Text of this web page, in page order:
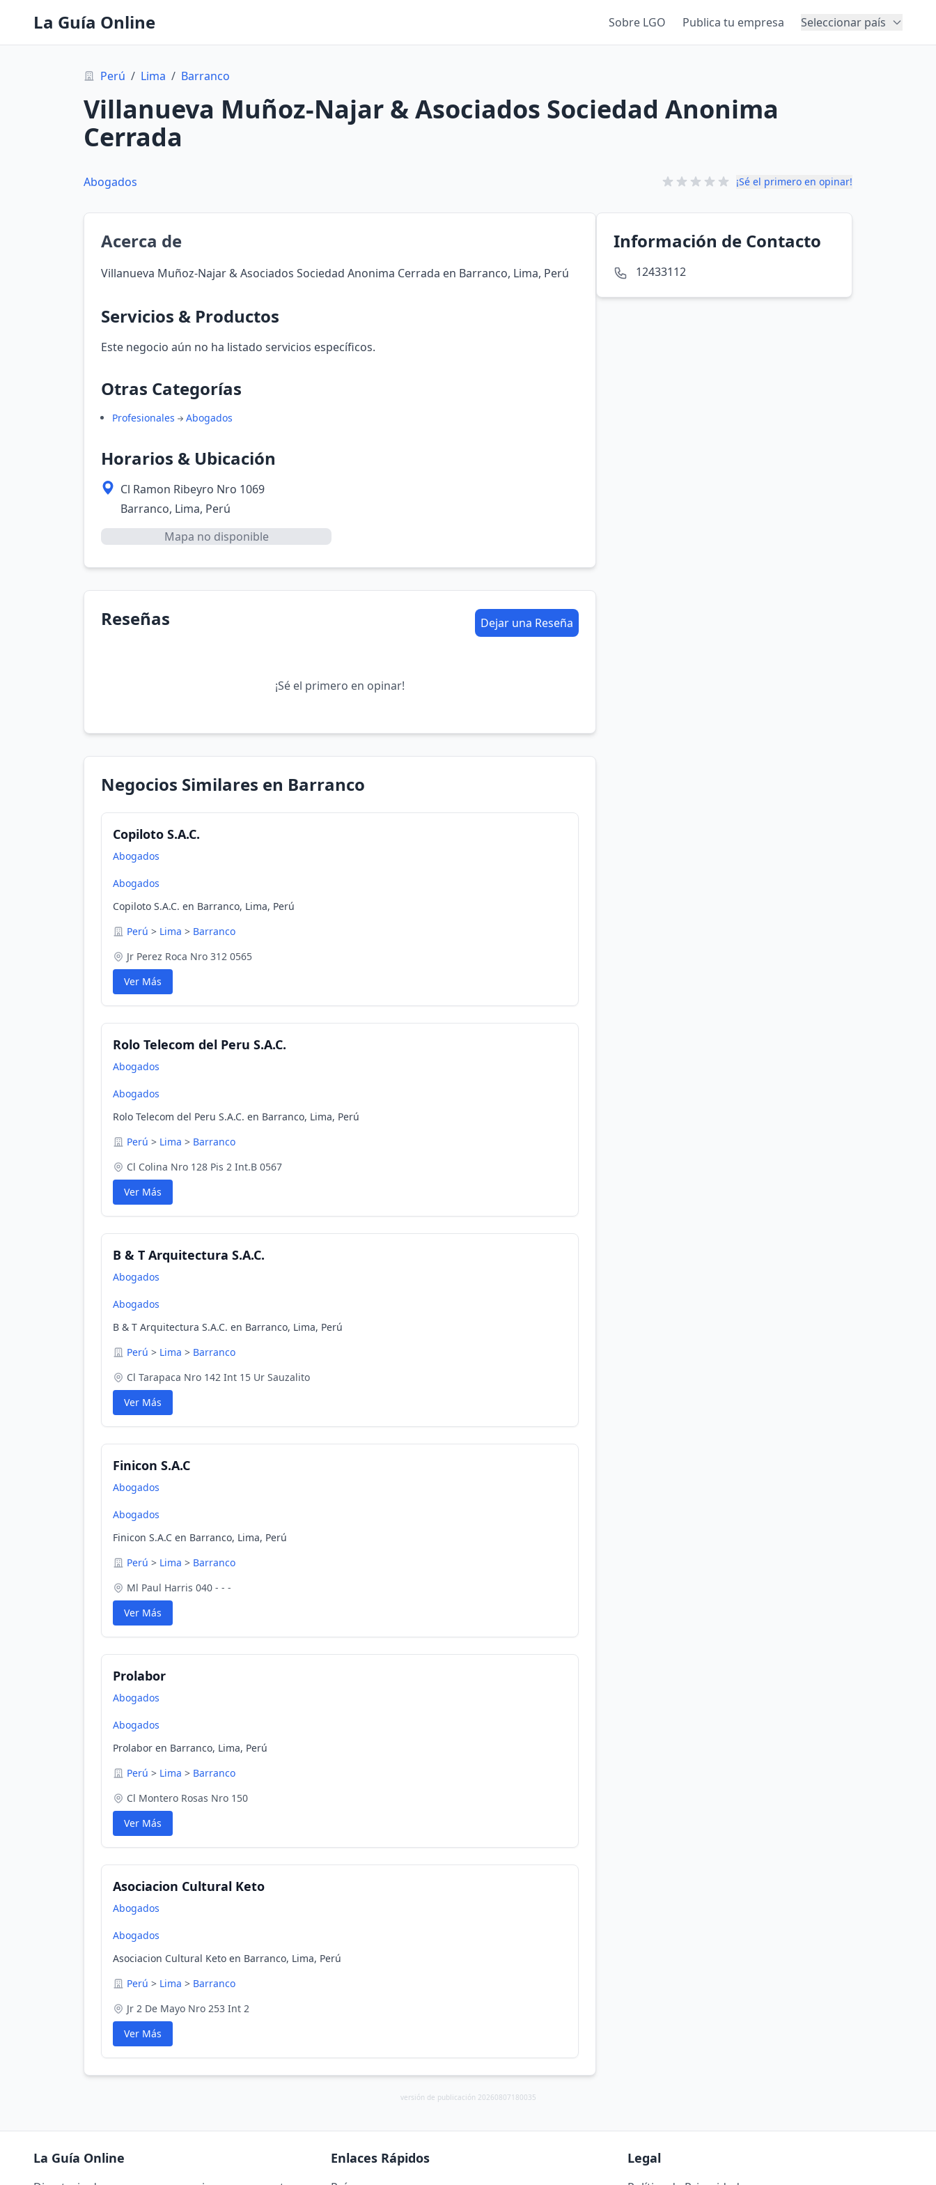
La Guía Online Sobre LGO Publica tu empresa Seleccionar país
Perú / Lima / Barranco
Villanueva Muñoz-Najar & Asociados Sociedad Anonima
Cerrada
Abogados ¡Sé el primero en opinar!
Acerca de
Villanueva Muñoz-Najar & Asociados Sociedad Anonima Cerrada en Barranco, Lima, Perú
Servicios & Productos
Este negocio aún no ha listado servicios específicos.
Otras Categorías
Profesionales Abogados
Horarios & Ubicación
Cl Ramon Ribeyro Nro 1069
Barranco, Lima, Perú
Mapa no disponible
Reseñas Dejar una Reseña
¡Sé el primero en opinar!
Negocios Similares en Barranco
Copiloto S.A.C.
Abogados
Abogados
Copiloto S.A.C. en Barranco, Lima, Perú
Perú > Lima > Barranco
Jr Perez Roca Nro 312 0565
Ver Más
Rolo Telecom del Peru S.A.C.
Abogados
Abogados
Rolo Telecom del Peru S.A.C. en Barranco, Lima, Perú
Perú > Lima > Barranco
Cl Colina Nro 128 Pis 2 Int.B 0567
Ver Más
B & T Arquitectura S.A.C.
Abogados
Abogados
B & T Arquitectura S.A.C. en Barranco, Lima, Perú
Perú > Lima > Barranco
Cl Tarapaca Nro 142 Int 15 Ur Sauzalito
Ver Más
Finicon S.A.C
Abogados
Abogados
Finicon S.A.C en Barranco, Lima, Perú
Perú > Lima > Barranco
Ml Paul Harris 040 - - -
Ver Más
Prolabor
Abogados
Abogados
Prolabor en Barranco, Lima, Perú
Perú > Lima > Barranco
Cl Montero Rosas Nro 150
Ver Más
Asociacion Cultural Keto
Abogados
Abogados
Asociacion Cultural Keto en Barranco, Lima, Perú
Perú > Lima > Barranco
Jr 2 De Mayo Nro 253 Int 2
Ver Más
Información de Contacto
12433112
versión de publicación 20260807180035
La Guía Online Enlaces Rápidos Legal